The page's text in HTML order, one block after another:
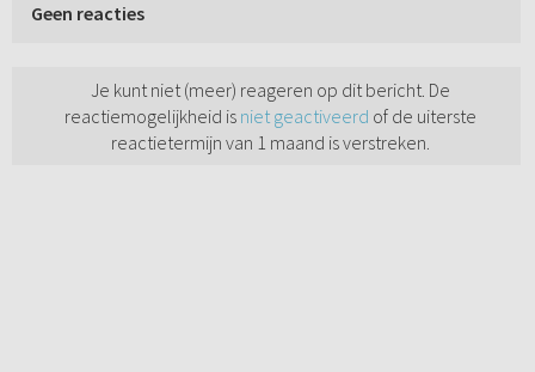
Geen reacties
Je kunt niet (meer) reageren op dit bericht. De
reactiemogelijkheid is niet geactiveerd of de uiterste
reactietermijn van 1 maand is verstreken.